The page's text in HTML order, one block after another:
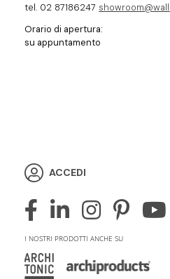
tel. 02 87186247
Orario di apertura:
su appuntamento
ACCEDI
I NOSTRI PRODOTTI ANCHE SU